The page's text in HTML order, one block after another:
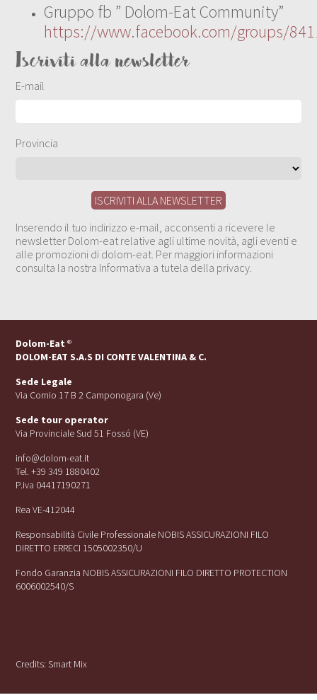
Gruppo fb ” Dolom-Eat Community”
https://www.facebook.com/groups/
Iscriviti alla newsletter
E-mail
Provincia
Inserendo il tuo indirizzo e-mail, acconsenti a ricevere le
newsletter Dolom-eat relative agli ultime novità, agli eventi e
alle promozioni di dolom-eat. Per maggiori informazioni
consulta la nostra Informativa a tutela della privacy.
Dolom-Eat ®
DOLOM-EAT S.A.S DI CONTE VALENTINA & C.
Sede Legale
Via Cornio 17 B 2 Camponogara (Ve)
Sede tour operator
Via Provinciale Sud 51 Fossó (VE)
info@dolom-eat.it
Tel. +39 349 1880402
P.iva 04417190271
Rea VE-412044
Responsabilità Civile Professionale NOBIS ASSICURAZIONI FILO
DIRETTO ERRECI 1505002350/U
Fondo Garanzia NOBIS ASSICURAZIONI FILO DIRETTO PROTECTION
6006002540/S
Credits:Smart Mix